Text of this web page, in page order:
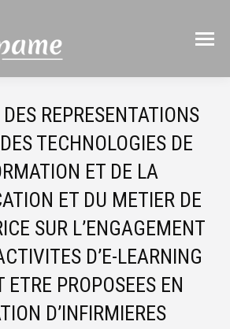
REPRESENTATIONS
TECHNOLOGIES DE
ET DE LA
ET DU METIER DE
SUR L’ENGAGEMENT
D’E-LEARNING
ETRE PROPOSEES EN
D’INFIRMIERES